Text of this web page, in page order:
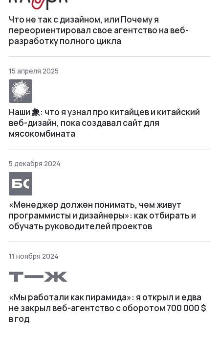
Что не так с дизайном, или Почему я
переориентировал свое агентство на веб-
разработку полного цикла
15 апреля 2025
Наши 象: что я узнал про китайцев и китайский
веб-дизайн, пока создавал сайт для
мясокомбината
5 декабря 2024
«Менеджер должен понимать, чем живут
программисты и дизайнеры»: как отбирать и
обучать руководителей проектов
11 ноября 2024
«Мы работали как пирамида»: я открыл и едва
не закрыл веб⁠-⁠агентство с оборотом 700 000 $
в год